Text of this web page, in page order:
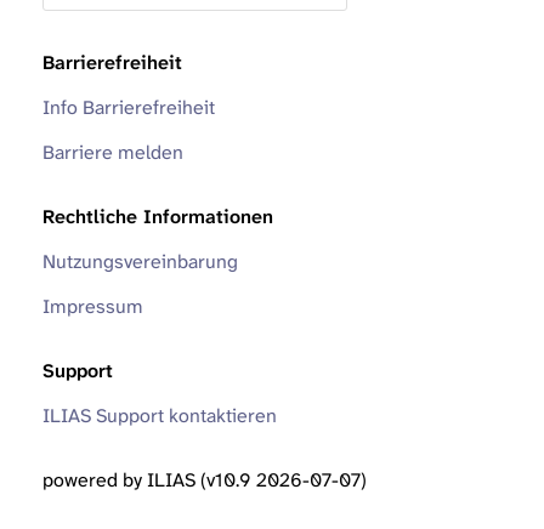
Barrierefreiheit
Info Barrierefreiheit
Barriere melden
Rechtliche Informationen
Nutzungsvereinbarung
Impressum
Support
ILIAS Support kontaktieren
powered by ILIAS (v10.9 2026-07-07)